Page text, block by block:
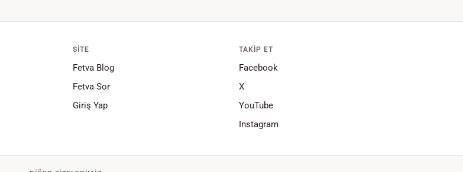
SITE
Fetva Blog
Fetva Sor
Giriş Yap
TAKIP ET
Facebook
X
YouTube
Instagram